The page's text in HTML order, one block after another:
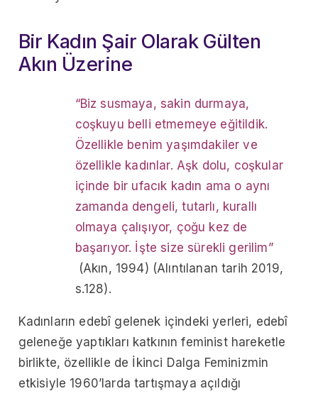
Bir Kadın Şair Olarak Gülten
Akın Üzerine
“Biz susmaya, sakin durmaya,
coşkuyu belli etmemeye eğitildik.
Özellikle benim yaşımdakiler ve
özellikle kadınlar. Aşk dolu, coşkular
içinde bir ufacık kadın ama o aynı
zamanda dengeli, tutarlı, kurallı
olmaya çalışıyor, çoğu kez de
başarıyor. İşte size sürekli gerilim”
(Akın, 1994) (Alıntılanan tarih 2019,
s.128).
Kadınların edebî gelenek içindeki yerleri, edebî
geleneğe yaptıkları katkının feminist hareketle
birlikte, özellikle de İkinci Dalga Feminizmin
etkisiyle 1960’larda tartışmaya açıldığı